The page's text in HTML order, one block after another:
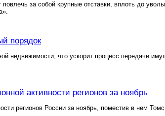
за собой крупные отставки, вплоть до
порядок
недвижимости, что ускорит процесс передачи
активности регионов за ноябрь
регионов России за ноябрь, поместив в нем